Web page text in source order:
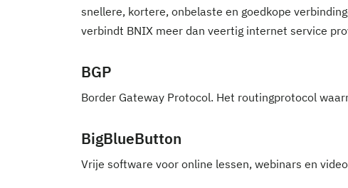
snellere, kortere, onbelaste en goedkope
verbindt BNIX meer dan veertig internet service
BGP
Border Gateway Protocol. Het routingprotocol
BigBlueButton
Vrije software voor online lessen, webinars en